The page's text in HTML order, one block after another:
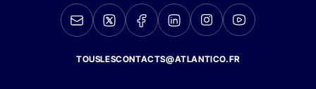
TOUSLESCONTACTS@ATLANTICO.FR